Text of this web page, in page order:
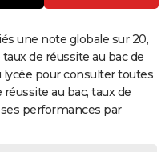
une note globale sur 20,
de réussite au bac de
lycée pour consulter toutes
au bac, taux de
performances par